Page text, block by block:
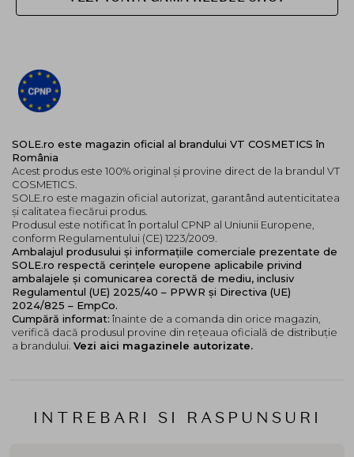
INTREBARI SI RASPUNSURI
SOLE.ro este magazin oficial al brandului VT COSMETICS în
România
Acest produs este 100% original și provine direct de la brandul VT
COSMETICS.
SOLE.ro este magazin oficial autorizat, garantând autenticitatea
și calitatea fiecărui produs.
Produsul este notificat în portalul CPNP al Uniunii Europene,
conform Regulamentului (CE) 1223/2009.
Ambalajul produsului și informațiile comerciale prezentate de
SOLE.ro respectă cerințele europene aplicabile privind
ambalajele și comunicarea corectă de mediu, inclusiv
Regulamentul (UE) 2025/40 – PPWR și Directiva (UE)
2024/825 – EmpCo.
Cumpără informat: înainte de a comanda din orice magazin,
verifică dacă produsul provine din rețeaua oficială de distribuție
a brandului. Vezi aici magazinele autorizate.